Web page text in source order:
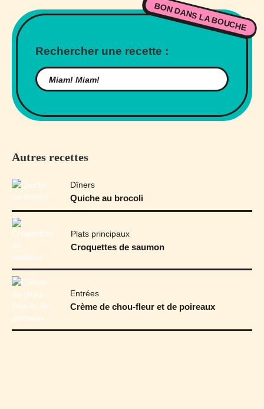
BON DANS LA BOUCHE
Rechercher une recette :
Autres recettes
Dîners
Quiche au brocoli
Plats principaux
Croquettes de saumon
Entrées
Crème de chou-fleur et de poireaux